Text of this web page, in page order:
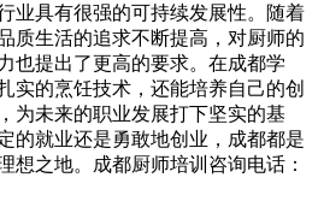
业具有很强的可持续发展性。随着
质生活的追求不断提高，对厨师的
也提出了更高的要求。在成都学
实的烹饪技术，还能培养自己的创
为未来的职业发展打下坚实的基
的就业还是勇敢地创业，成都都是
想之地。成都厨师培训咨询电话：